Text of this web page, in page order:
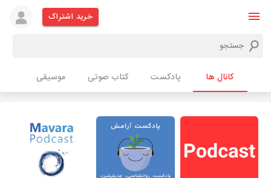
خرید اشتراک
کانال ها پادکست کتاب صوتی موسیقی